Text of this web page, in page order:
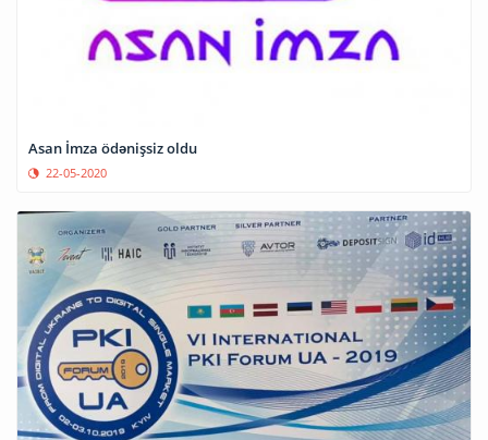
Asan İmza ödənişsiz oldu
22-05-2020